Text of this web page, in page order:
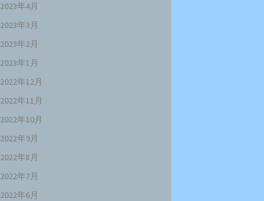
2023年4月
2023年3月
2023年2月
2023年1月
2022年12月
2022年11月
2022年10月
2022年9月
2022年8月
2022年7月
2022年6月